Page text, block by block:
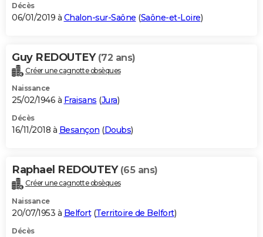
Décès
06/01/2019 à Chalon-sur-Saône (Saône-et-Loire)
Guy REDOUTEY (72 ans)
Créer une cagnotte obsèques
Naissance
25/02/1946 à Fraisans (Jura)
Décès
16/11/2018 à Besançon (Doubs)
Raphael REDOUTEY (65 ans)
Créer une cagnotte obsèques
Naissance
20/07/1953 à Belfort(Territoire de Belfort)
Décès